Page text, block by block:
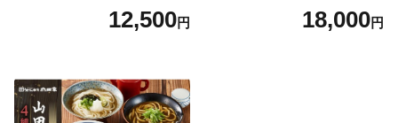
12,500円 18,000円